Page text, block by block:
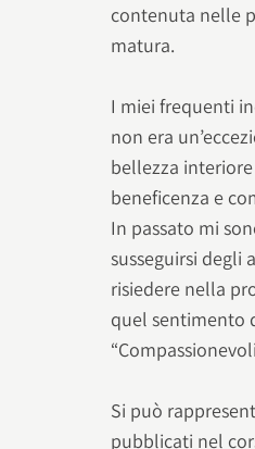
contenuta nelle
matura.
I miei frequenti
non era
bellezza
beneficenza e
In passato mi
susseguirsi degli
risiedere nella
quel sentimento
Si può
pubblicati nel